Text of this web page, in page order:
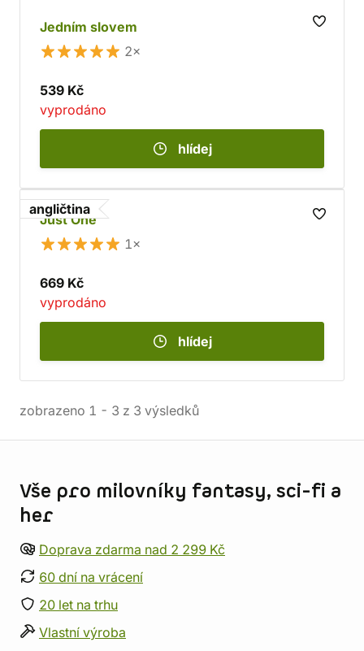
Jedním slovem
2×
539 Kč
vyprodáno
hlídej
angličtina
Just One
1×
669 Kč
vyprodáno
hlídej
zobrazeno 1 - 3 z 3 výsledků
Vše pro milovníky fantasy, sci-fi a
her
Doprava zdarma nad 2 299 Kč
60 dní na vrácení
20 let na trhu
Vlastní výroba